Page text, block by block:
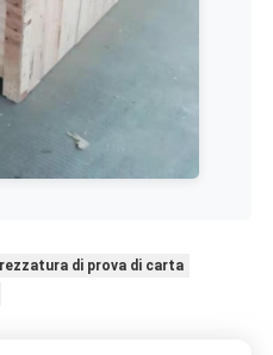
di prova di carta